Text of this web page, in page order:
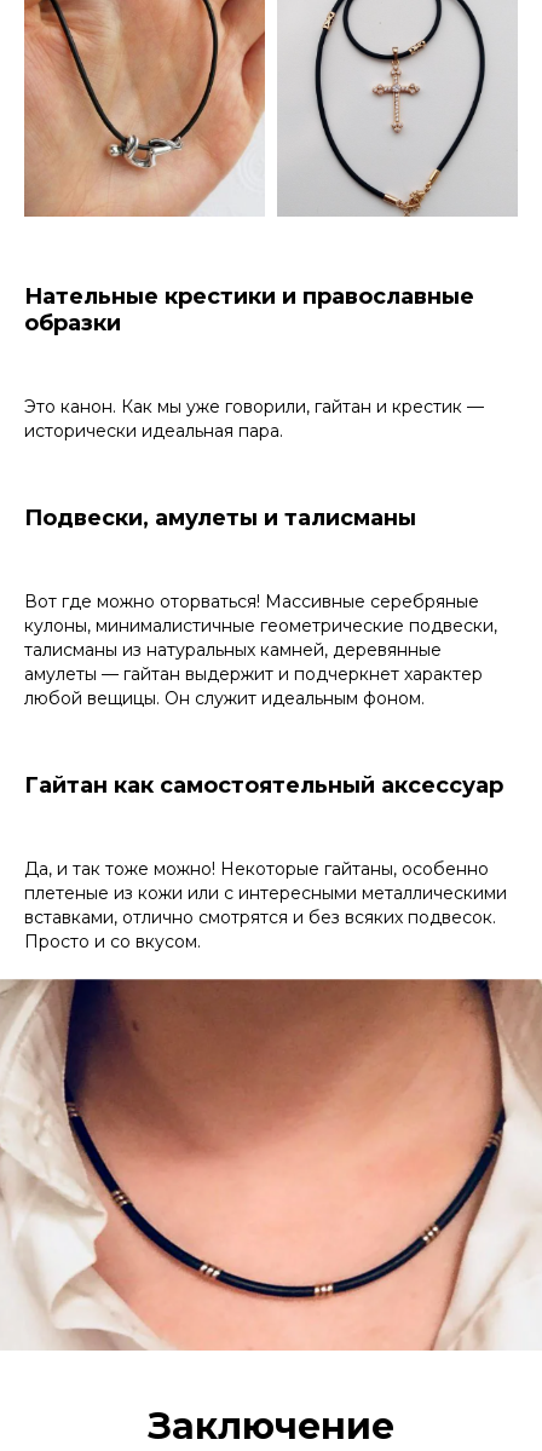
Нательные крестики и православные
образки
Это канон. Как мы уже говорили, гайтан и крестик —
исторически идеальная пара.
Подвески, амулеты и талисманы
Вот где можно оторваться! Массивные серебряные
кулоны, минималистичные геометрические подвески,
талисманы из натуральных камней, деревянные
амулеты — гайтан выдержит и подчеркнет характер
любой вещицы. Он служит идеальным фоном.
Гайтан как самостоятельный аксессуар
Да, и так тоже можно! Некоторые гайтаны, особенно
плетеные из кожи или с интересными металлическими
вставками, отлично смотрятся и без всяких подвесок.
Просто и со вкусом.
Заключение